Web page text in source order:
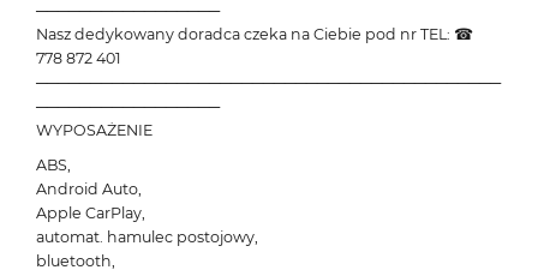
─────────────────
Nasz dedykowany doradca czeka na Ciebie pod nr TEL: ☎
778 872 401
───────────────────────────────────────────
─────────────────
WYPOSAŻENIE
ABS,
Android Auto,
Apple CarPlay,
automat. hamulec postojowy,
bluetooth,